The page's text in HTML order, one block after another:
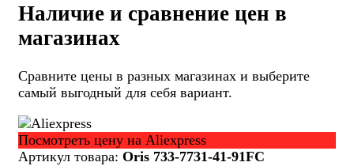
Наличие и сравнение цен в
магазинах
Сравните цены в разных магазинах и выберите
самый выгодный для себя вариант.
Посмотреть цену на Aliexpress
Артикул товара: Oris 733-7731-41-91FC